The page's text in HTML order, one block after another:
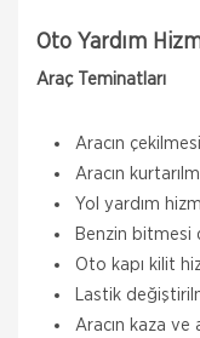
Oto Yardım
Araç Teminatları
Aracın çekilmesi
Aracın
Yol yardım
Benzin bitmesi
Oto kapı kilit
Lastik
Aracın kaza ve